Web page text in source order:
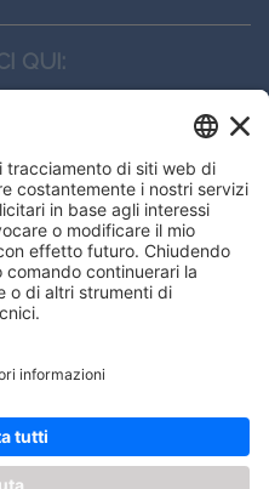
on our
QUI:
srl
- 20134, Milano
- 13:00 – 14:00 - 17:30
– 14:00 - 16:00